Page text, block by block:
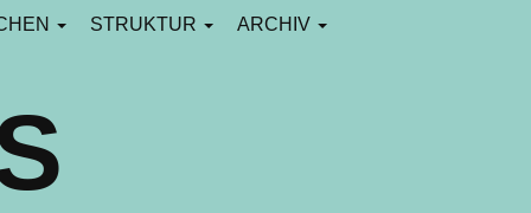
STRUKTUR ARCHIV